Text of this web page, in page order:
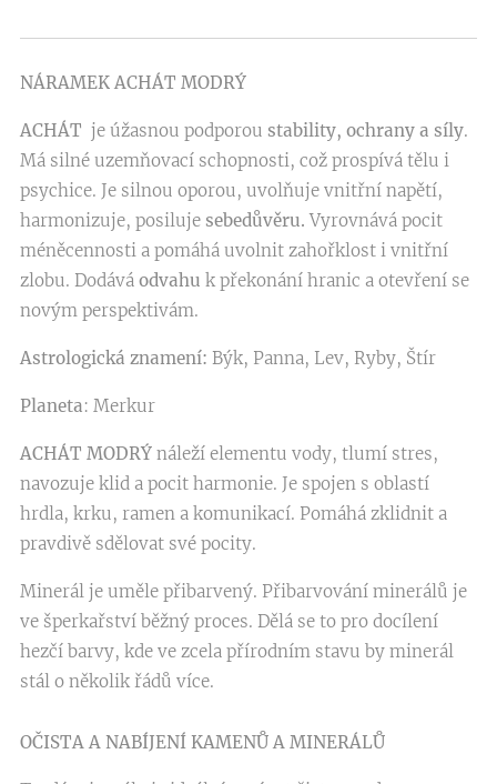
NÁRAMEK ACHÁT MODRÝ
ACHÁT je úžasnou podporou stability, ochrany a síly.
Má silné uzemňovací schopnosti, což prospívá tělu i
psychice. Je silnou oporou, uvolňuje vnitřní napětí,
harmonizuje, posiluje sebedůvěru.Vyrovnává pocit
méněcennosti a pomáhá uvolnit zahořklost i vnitřní
zlobu. Dodává odvahu k překonání hranic a otevření se
novým perspektivám.
Astrologická znamení: Býk, Panna, Lev, Ryby, Štír
Planeta: Merkur
ACHÁT MODRÝ náleží elementu vody, tlumí stres,
navozuje klid a pocit harmonie. Je spojen s oblastí
hrdla, krku, ramen a komunikací. Pomáhá zklidnit a
pravdivě sdělovat své pocity.
Minerál je uměle přibarvený. Přibarvování minerálů je
ve šperkařství běžný proces. Dělá se to pro docílení
hezčí barvy, kde ve zcela přírodním stavu by minerál
stál o několik řádů více.
OČISTA A NABÍJENÍ KAMENŮ A MINERÁLŮ